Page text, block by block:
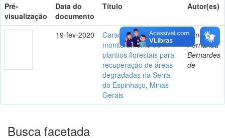
Pré-
visualização
Data do
documento
Título Autor(es)
19-fev-2020
Caracterização e
monitoramento de
plantios florestais para
recuperação de áreas
degradadas na Serra
do Espinhaço, Minas
Gerais
Almeida,
Fernanda
Bernardes
de
Busca facetada